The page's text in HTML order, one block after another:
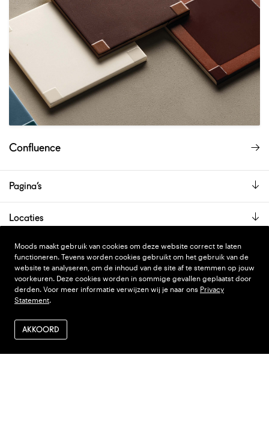
Confluence
Pagina’s
Locaties
De showroom is alleen op afspraak geopend.
PRIVACY STATEMENT
ALGEMENE VOORWAARDEN
VERZENDEN EN RETOUR
DESIGN WONDERLAND
Moods maakt gebruik van cookies om deze website correct te laten
functioneren. Tevens worden cookies gebruikt om het gebruik van de
website te analyseren, om de inhoud van de site af te stemmen op jouw
voorkeuren. Deze cookies worden in sommige gevallen geplaatst door
derden. Voor meer informatie verwijzen wij je naar ons Privacy
Statement.
AKKOORD